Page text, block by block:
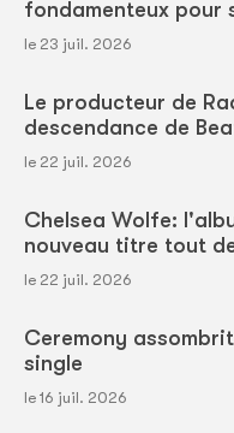
fondamenteux pour
le 23 juil. 2026
Le producteur de
descendance de
le 22 juil. 2026
Chelsea Wolfe:
nouveau titre tout
le 22 juil. 2026
Ceremony
single
le 16 juil. 2026